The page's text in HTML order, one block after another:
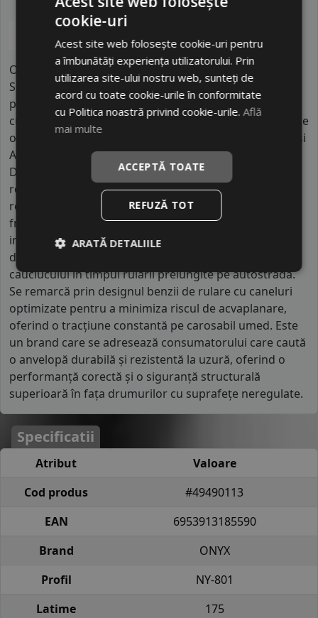
Onyx este o marcă proeminentă a grupului chinez
Shandong Hengfeng Rubber, unul dintre cei mai mari
producători de profil din lume, operând uzine masive
cu peste zece mii de salariați. Brandul activează în peste
optzeci de țări, având o prezență puternică în Europa și
America datorită certificărilor internaționale obținute.
Diferențiatorul major al Onyx față de concurență este
robustețea carcasei, fiind special concepută pentru a
rezista la sarcini ridicate și la impacturi mecanice
frecvente. Spre deosebire de alte mărci asiatice, Onyx
investește în tehnologii de evacuare rapidă a căldurii
din structura anvelopei, ceea ce previne degradarea
cauciucului în timpul rulării prelungite pe autostradă.
Se remarcă prin designul benzii de rulare cu caneluri
optimizate pentru a minimiza riscul de acvaplanare,
oferind o tracțiune constantă pe carosabil umed. Este
un brand care se adresează consumatorului care caută
o anvelopă durabilă și rezistentă la uzură, oferind o
performanță corectă și o siguranță structurală
superioară în fața drumurilor cu suprafețe neregulate.
Specificatii
Atribut
Valoare
Cod produs
#49490113
EAN
6953913185590
Brand
ONYX
Profil
NY-801
Latime
175
cookie-uri
Acest site web folosește cookie-uri pentru
a îmbunătăți experiența utilizatorului. Prin
utilizarea site-ului nostru web, sunteți de
acord cu toate cookie-urile în conformitate
cu Politica noastră privind cookie-urile.Află
mai multe
ACCEPTĂ TOATE
REFUZĂ TOT
ARATĂ DETALIILE